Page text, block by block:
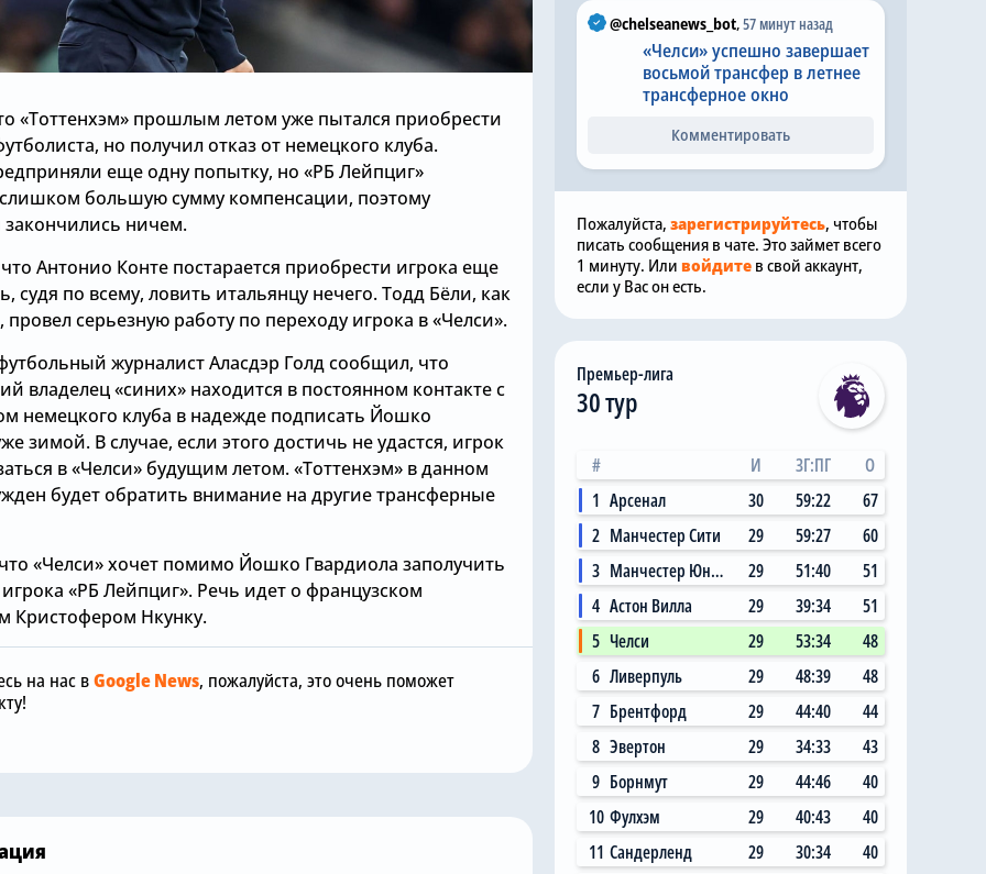
«Тоттенхэм» прошлым летом уже пытался приобрести
но получил отказ от немецкого клуба.
еще одну попытку, но «РБ Лейпциг»
слишком большую сумму компенсации, поэтому
закончились ничем.
Антонио Конте постарается приобрести игрока еще
судя по всему, ловить итальянцу нечего. Тодд Бёли, как
провел серьезную работу по переходу игрока в «Челси».
журналист Аласдэр Голд сообщил, что
владелец «синих» находится в постоянном контакте с
немецкого клуба в надежде подписать Йошко
зимой. В случае, если этого достичь не удастся, игрок
в «Челси» будущим летом. «Тоттенхэм» в данном
будет обратить внимание на другие трансферные
«Челси» хочет помимо Йошко Гвардиола заполучить
«РБ Лейпциг». Речь идет о французском
Кристофером Нкунку.
на нас вGoogle News, пожалуйста, это очень поможет
Сегодня, 06:00
Английский нападающий
Сегодня, 05:26
«Челси» успешно
трансферное окно
Вчера, 17:01
Хватит покупать
вингеров: «Челси» не
будет подписывать
фланговых нападающих
этим летом
@chelseanews_bot,57 минут назад
«Челси» успешно завершает
восьмой трансфер в летнее
трансферное окно
Комментировать
Пожалуйста, зарегистрируйтесь, чтобы
писать сообщения в чате. Это займет всего
1 минуту. Или войдите в свой аккаунт,
если у Вас он есть.
Премьер-лига
30 тур
# И ЗГ:ПГ
О
1 Арсенал 30 59:22
67
2 Манчестер Сити 29 59:27
60
3
Манчестер Юнайтед 29 51:40
51
4 Астон Вилла 29 39:34
51
5 Челси 29 53:34
48
6 Ливерпуль 29 48:39
48
7 Брентфорд 29 44:40
44
8 Эвертон 29 34:33
43
9 Борнмут 29 44:46
40
10 Фулхэм 29 40:43
40
11 Сандерленд 29 30:34
40